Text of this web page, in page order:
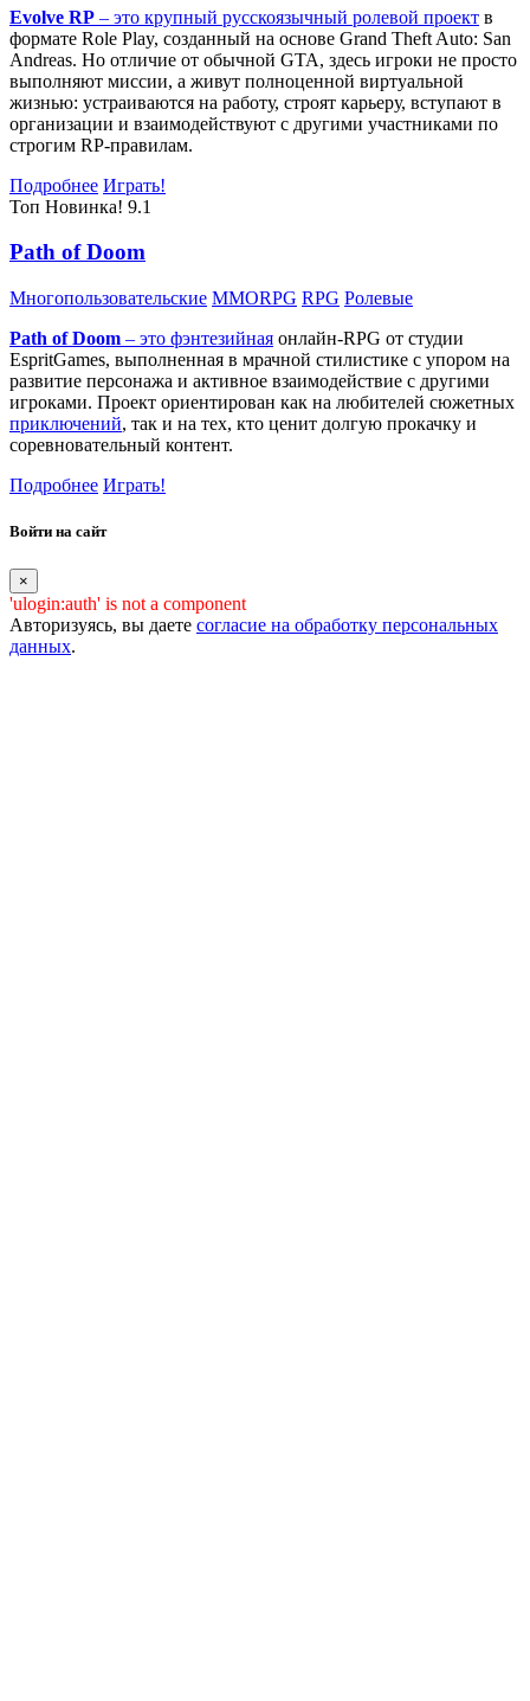
Evolve RP – это крупный русскоязычный ролевой проект в
формате Role Play, созданный на основе Grand Theft Auto: San
Andreas. Но отличие от обычной GTA, здесь игроки не просто
выполняют миссии, а живут полноценной виртуальной
жизнью: устраиваются на работу, строят карьеру, вступают в
организации и взаимодействуют с другими участниками по
строгим RP-правилам.
Подробнее Играть!
Топ Новинка! 9.1
Path of Doom
Многопользовательские MMORPG RPG Ролевые
Path of Doom – это фэнтезийная онлайн-RPG от студии
EspritGames, выполненная в мрачной стилистике с упором на
развитие персонажа и активное взаимодействие с другими
игроками. Проект ориентирован как на любителей сюжетных
приключений, так и на тех, кто ценит долгую прокачку и
соревновательный контент.
Подробнее Играть!
Войти на сайт
×
'ulogin:auth' is not a component
Авторизуясь, вы даете согласие на обработку персональных
данных.